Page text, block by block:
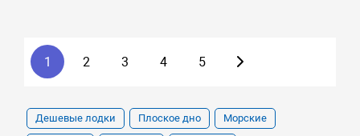
1 2 3 4 5
Дешевые лодки Плоское дно Морские